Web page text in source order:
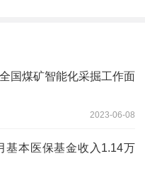
国煤矿智能化采掘工作面
2023-06-08
基本医保基金收入1.14万